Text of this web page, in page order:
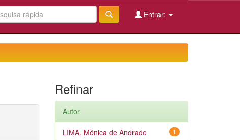
Entrar:
Refinar
Autor
1
LIMA, Mônica de Andrade